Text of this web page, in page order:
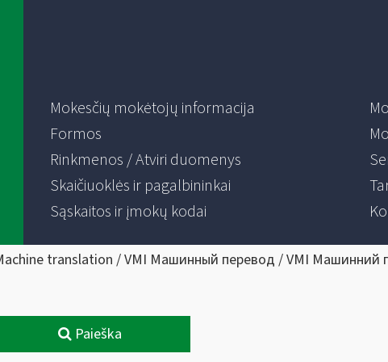
Mokesčių mokėtojų informacija
Formos
Rinkmenos / Atviri duomenys
Skaičiuoklės ir pagalbininkai
Sąskaitos ir įmokų kodai
translation / VMI Машинный перевод / VMI Машинний
Paieška